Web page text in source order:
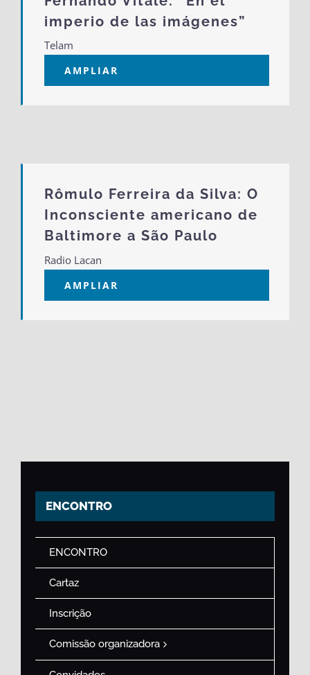
imperio de las imágenes”
Telam
AMPLIAR
Rômulo Ferreira da Silva: O
Inconsciente americano de
Baltimore a São Paulo
Radio Lacan
AMPLIAR
ENCONTRO
ENCONTRO
Cartaz
Inscrição
Comissão organizadora